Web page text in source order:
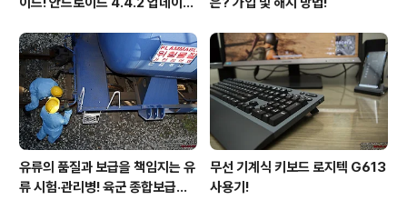
유류의 품질과 보급을 책임지는 유
류 시험·관리병! 육군 종합보급창
무선 기계식 키보드 로지텍 G613
사용기!